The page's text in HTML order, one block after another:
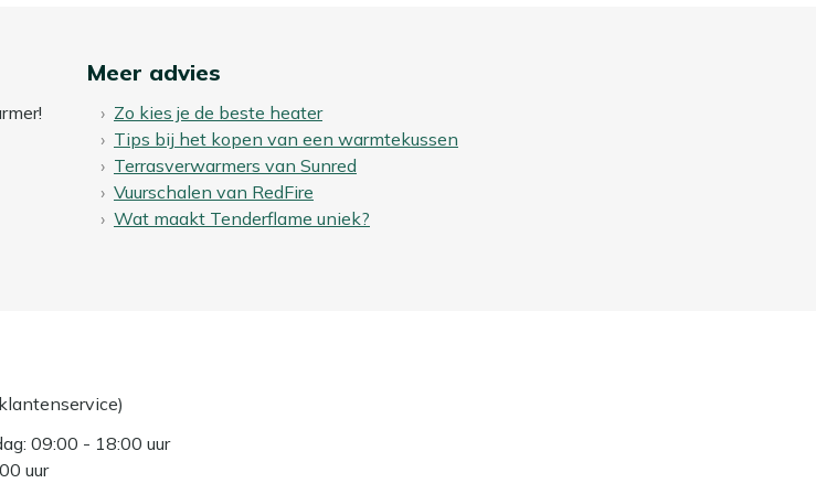
Meer advies
Zo kies je de beste heater
Tips bij het kopen van een warmtekussen
Terrasverwarmers van Sunred
Vuurschalen van RedFire
Wat maakt Tenderflame uniek?
09:00 - 18:00 uur
uur